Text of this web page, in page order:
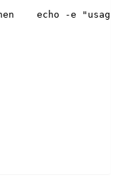
echo -e